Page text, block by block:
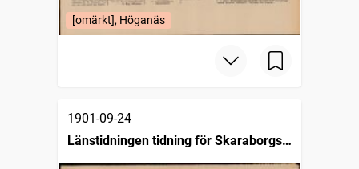
[omärkt], Höganäs
1901-09-24
Länstidningen tidning för Skaraborgs
län